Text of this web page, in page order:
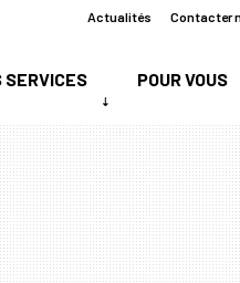
Actualités Contacter
SERVICES POUR VOUS